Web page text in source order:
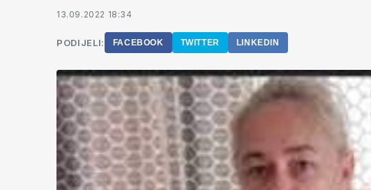
13.09.2022 18:34
PODIJELI: FACEBOOK TWITTER LINKEDIN